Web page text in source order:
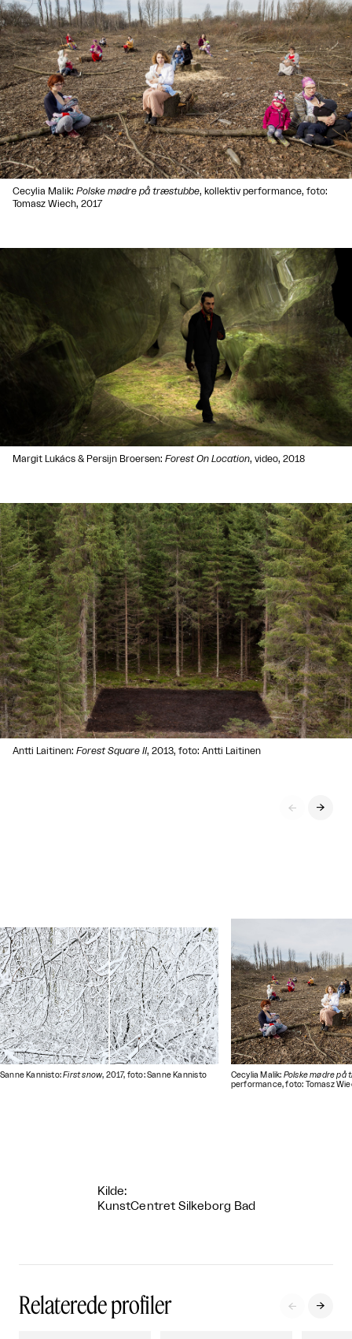
Cecylia Malik: Polske mødre på træstubbe, kollektiv performance, foto:
Tomasz Wiech, 2017
Margit Lukács & Persijn Broersen: Forest On Location, video, 2018
Antti Laitinen: Forest Square II, 2013, foto: Antti Laitinen
 
Sanne Kannisto:First snow, 2017, foto: Sanne Kannisto Cecylia Malik: Polske mødre på
performance, foto: Tomasz
Kilde:
KunstCentret Silkeborg Bad
Relaterede profiler  